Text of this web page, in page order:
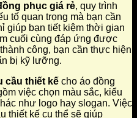
phục giá rẻ, quy trình
tố quan trọng mà bạn cần
giúp bạn tiết kiệm thời gian
cuối cùng đáp ứng được
công, bạn cần thực hiện
bị kỹ lưỡng.
cầu thiết kế cho áo đồng
việc chọn màu sắc, kiểu
như logo hay slogan. Việc
thiết kế cụ thể sẽ giúp